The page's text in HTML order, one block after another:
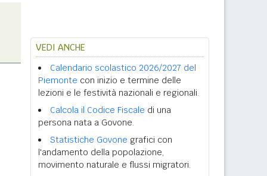
VEDI ANCHE
Calendario scolastico 2026/2027 del
Piemonte con inizio e termine delle
lezioni e le festività nazionali e regionali.
Calcola il Codice Fiscale di una
persona nata a Govone.
Statistiche Govone grafici con
l'andamento della popolazione,
movimento naturale e flussi migratori.